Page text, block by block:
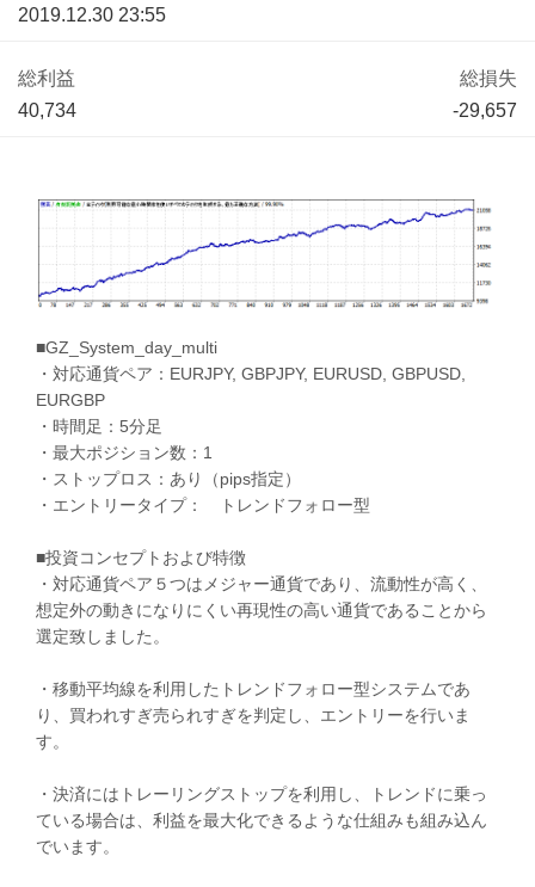
2019.12.30 23:55
総利益
40,734
総損失
-29,657
■GZ_System_day_multi
・対応通貨ペア：EURJPY, GBPJPY, EURUSD, GBPUSD,
EURGBP
・時間足：5分足
・最大ポジション数：1
・ストップロス：あり（pips指定）
・エントリータイプ： トレンドフォロー型
■投資コンセプトおよび特徴
・対応通貨ペア５つはメジャー通貨であり、流動性が高く、
想定外の動きになりにくい再現性の高い通貨であることから
選定致しました。
・移動平均線を利用したトレンドフォロー型システムであ
り、買われすぎ売られすぎを判定し、エントリーを行いま
す。
・決済にはトレーリングストップを利用し、トレンドに乗っ
ている場合は、利益を最大化できるような仕組みも組み込ん
でいます。